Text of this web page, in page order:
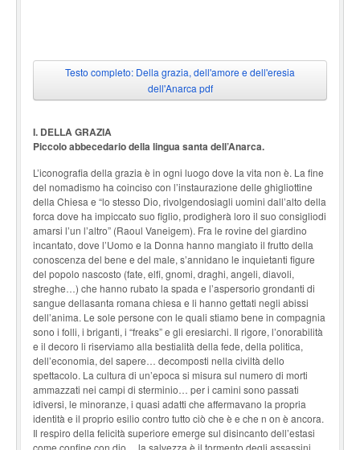
Testo completo: Della grazia, dell'amore e dell'eresia
dell'Anarca pdf
I. DELLA GRAZIA
Piccolo abbecedario della lingua santa dell’Anarca.
L’iconografia della grazia è in ogni luogo dove la vita non è. La fine
del nomadismo ha coinciso con l’instaurazione delle ghigliottine
della Chiesa e “lo stesso Dio, rivolgendosiagli uomini dall’alto della
forca dove ha impiccato suo figlio, prodigherà loro il suo consigliodi
amarsi l’un l’altro” (Raoul Vaneigem). Fra le rovine del giardino
incantato, dove l’Uomo e la Donna hanno mangiato il frutto della
conoscenza del bene e del male, s’annidano le inquietanti figure
del popolo nascosto (fate, elfi, gnomi, draghi, angeli, diavoli,
streghe…) che hanno rubato la spada e l’aspersorio grondanti di
sangue dellasanta romana chiesa e li hanno gettati negli abissi
dell’anima. Le sole persone con le quali stiamo bene in compagnia
sono i folli, i briganti, i “freaks” e gli eresiarchi. Il rigore, l’onorabilità
e il decoro li riserviamo alla bestialità della fede, della politica,
dell’economia, del sapere… decomposti nella civiltà dello
spettacolo. La cultura di un’epoca si misura sul numero di morti
ammazzati nei campi di sterminio… per i camini sono passati
idiversi, le minoranze, i quasi adatti che affermavano la propria
identità e il proprio esilio contro tutto ciò che è e che n on è ancora.
Il respiro della felicità superiore emerge sul disincanto dell’estasi
come confine con dio… la salvezza è il tormento degli assassini,